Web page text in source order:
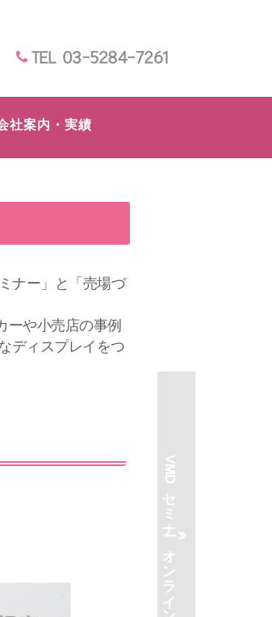
TEL 03-5284-7261
社案内・実績
ナー」と「売場づ
ーや小売店の事例
ディスプレイをつ
VMDセミナー オンライン